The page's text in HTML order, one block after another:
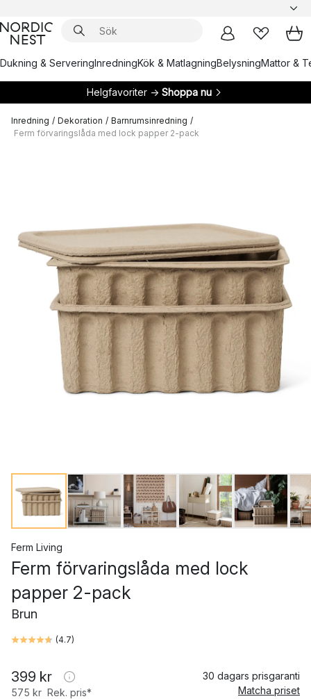
Dukning & ServeringInredningKök & MatlagningBelysningMattor &
Helgfavoriter → Shoppa nu
Inredning / Dekoration / Barnrumsinredning /
Ferm förvaringslåda med lock papper 2-pack
Ferm Living
Ferm förvaringslåda med lock
papper 2-pack
Brun
(4.7)
399 kr
575 kr Rek. pris*
30 dagars prisgaranti
Matcha priset